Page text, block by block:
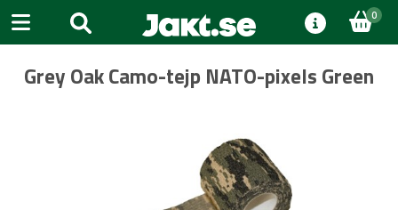
0
Grey Oak Camo-tejp NATO-pixels Green